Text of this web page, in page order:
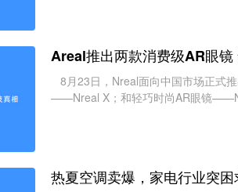
Areal推出两款消费级AR眼镜
8月23日，Nreal面向中国市场正式
——Nreal X；和轻巧时尚AR眼镜
热夏空调卖爆，家电行业突